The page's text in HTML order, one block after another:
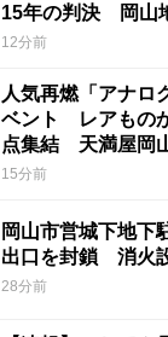
15年の判決 岡山
ていて被害結果も
12分前
人気再燃「アナロ
ベント レアもの
点集結 天満屋岡
15分前
岡山市営城下地
出口を封鎖 消火
28分前